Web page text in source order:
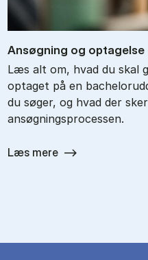
An­søg­ning og op­ta­gel­se
Læs alt om, hvad du skal
optaget på en
du søger, og hvad der
ansøgningsprocessen.
Læs mere